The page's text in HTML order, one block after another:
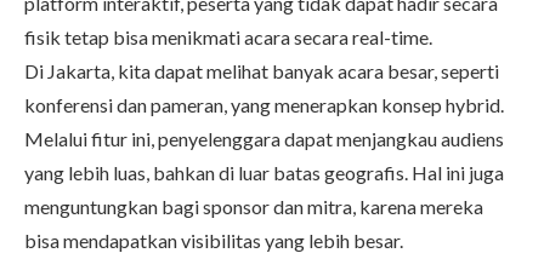
fisik tetap bisa menikmati acara secara real-time.
Di Jakarta, kita dapat melihat banyak acara besar, seperti
konferensi dan pameran, yang menerapkan konsep hybrid.
Melalui fitur ini, penyelenggara dapat menjangkau audiens
yang lebih luas, bahkan di luar batas geografis. Hal ini juga
menguntungkan bagi sponsor dan mitra, karena mereka
bisa mendapatkan visibilitas yang lebih besar.